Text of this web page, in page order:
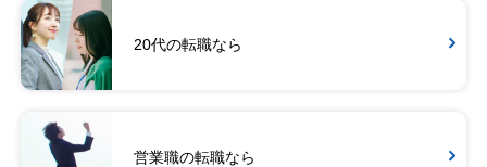
20代の転職なら
営業職の転職なら